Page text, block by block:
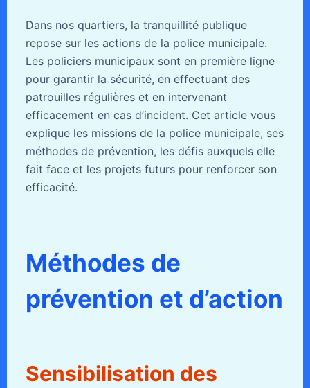
Dans nos quartiers, la tranquillité publique
repose sur les actions de la police municipale.
Les policiers municipaux sont en première ligne
pour garantir la sécurité, en effectuant des
patrouilles régulières et en intervenant
efficacement en cas d’incident. Cet article vous
explique les missions de la police municipale, ses
méthodes de prévention, les défis auxquels elle
fait face et les projets futurs pour renforcer son
efficacité.
Méthodes de
prévention et d’action
Sensibilisation des